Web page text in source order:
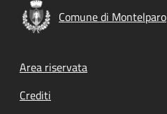
Comune di Montelparo
Footer menu
Area riservata
Crediti